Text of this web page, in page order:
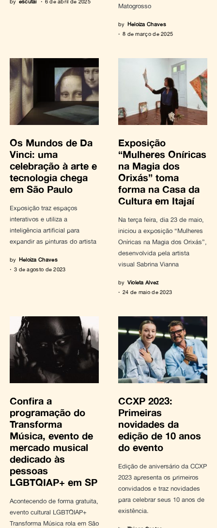
Matogrosso
by Heloiza Chaves
8 de março de 2025
Os Mundos de Da
Vinci: uma
celebração à arte e
tecnologia chega
em São Paulo
Exposição traz espaços
interativos e utiliza a
inteligência artificial para
expandir as pinturas do artista
by Heloiza Chaves
3 de agosto de 2023
Exposição
“Mulheres Oníricas
na Magia dos
Orixás” toma
forma na Casa da
Cultura em Itajaí
Na terça feira, dia 23 de maio,
iniciou a exposição “Mulheres
Oníricas na Magia dos Orixás”,
desenvolvida pela artista
visual Sabrina Vianna
by Violeta Alvez
24 de maio de 2023
Confira a
programação do
Transforma
Música, evento de
mercado musical
dedicado às
pessoas
LGBTQIAP+ em SP
Acontecendo de forma gratuita,
evento cultural LGBTQIAP+
Transforma Música rola em São
CCXP 2023:
Primeiras
novidades da
edição de 10 anos
do evento
Edição de aniversário da CCXP
2023 apresenta os primeiros
convidados e traz novidades
para celebrar seus 10 anos de
existência.